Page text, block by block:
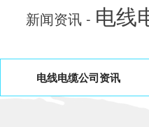
新闻资讯 - 电线
电线电缆公司资讯